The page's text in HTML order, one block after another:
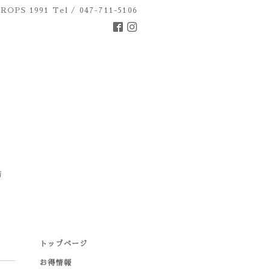
1991 Tel / 047-711-5106
トップページ
お得情報